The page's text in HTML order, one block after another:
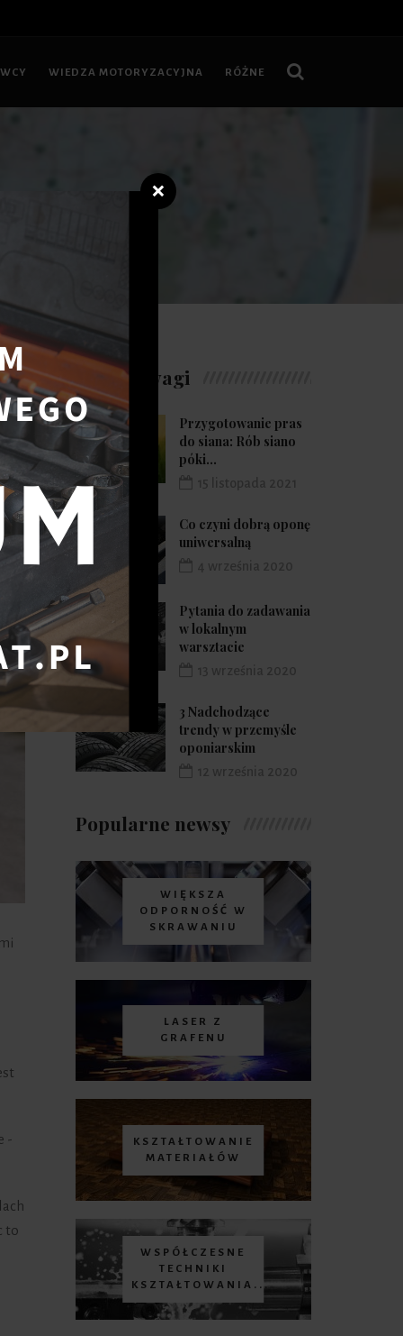
WIEDZA MOTORYZACYJNA RÓŻNE
-
to
Warte uwagi
Przygotowanie pras
do siana: Rób siano
póki...
Co czyni dobrą oponę
uniwersalną
Pytania do zadawania
w lokalnym
warsztacie
3 Nadchodzące
trendy w przemyśle
oponiarskim
Popularne newsy
WIĘKSZA
ODPORNOŚĆ W
SKRAWANIU
LASER Z
GRAFENU
KSZTAŁTOWANIE
MATERIAŁÓW
WSPÓŁCZESNE
TECHNIKI
KSZTAŁTOWANIA...
❌